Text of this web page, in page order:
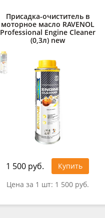
Присадка-очиститель в
моторное масло RAVENOL
Professional Engine Cleaner
(0,3л) new
1 500 руб.
Купить
Цена за 1 шт: 1 500 руб.